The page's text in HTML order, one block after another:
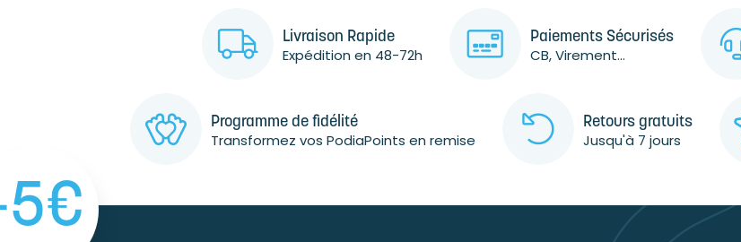
Livraison Rapide
Expédition en 48-72h
Paiements Sécurisés
CB, Virement...
Programme de fidélité
Transformez vos PodiaPoints en remise
Retours gratuits
Jusqu'à 7 jours